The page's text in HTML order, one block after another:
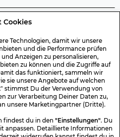
Cookies
Technologien, damit wir unsere
und die Performance prüfen
Anzeigen zu personalisieren,
zu können und die Zugriffe auf
das funktioniert, sammeln wir
sie unsere Angebote auf welchen
stimmst Du der Verwendung von
zur Verarbeitung Deiner Daten zu,
unsere Marketingpartner (Dritte).
findest du in den "Einstellungen". Du
anpassen. Detaillierte Informationen